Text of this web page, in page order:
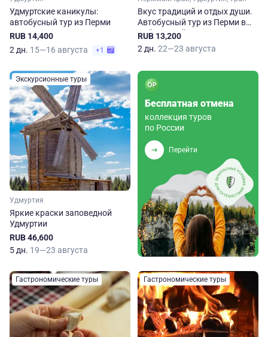
Удмуртские каникулы:
автобусный тур из Перми
RUB 14,400
2 дн. 15—16 августа +1
Вкус традиций и отдых души.
Автобусный тур из Перми в
Чайковский и Воткинск
RUB 13,200
2 дн. 22—23 августа
Экскурсионные туры
Удмуртия
Яркие краски заповедной
Удмуртии
RUB 46,600
5 дн. 19—23 августа
Бесплатная отмена
коллекция туров
по России
Перейти
Гастрономические туры Гастрономические туры